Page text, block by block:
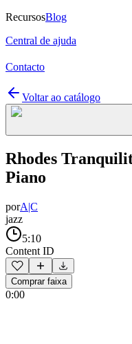
RecursosBlog
Central de ajuda
Contacto
Voltar ao catálogo
Rhodes
Piano
porA|C
jazz
5:10
Content ID
Comprar faixa
0:00